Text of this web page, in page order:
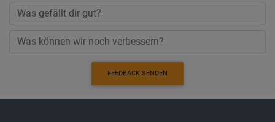
FEEDBACK SENDEN